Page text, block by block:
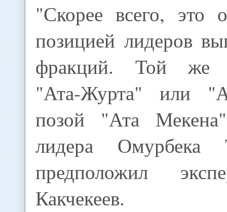
"Скорее всего, это
позицией лидеров
фракций. Той же
"Ата-Журта" или
позой "Ата
лидера Омурбека
предположил
Какчекеев.